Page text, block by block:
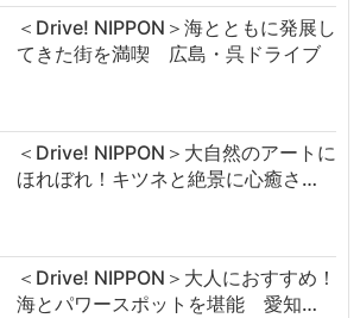
＜Drive! NIPPON＞海とともに発展し
てきた街を満喫 広島・呉ドライブ
＜Drive! NIPPON＞大自然のアートに
ほれぼれ！キツネと絶景に心癒さ…
＜Drive! NIPPON＞大人におすすめ！
海とパワースポットを堪能 愛知…